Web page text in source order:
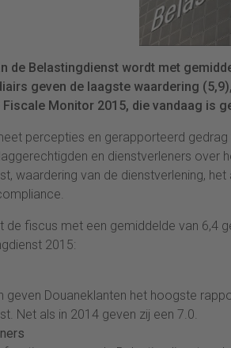
de Belastingdienst wordt met
geven de laagste waardering
Monitor 2015, die vandaag is
percepties en gerapporteerd gedrag
en dienstverleners over
waardering van de dienstverlening,
de fiscus met een gemiddelde van 6,4
2015:
geven Douaneklanten het hoogste
Net als in 2014 geven zij een 7.0.